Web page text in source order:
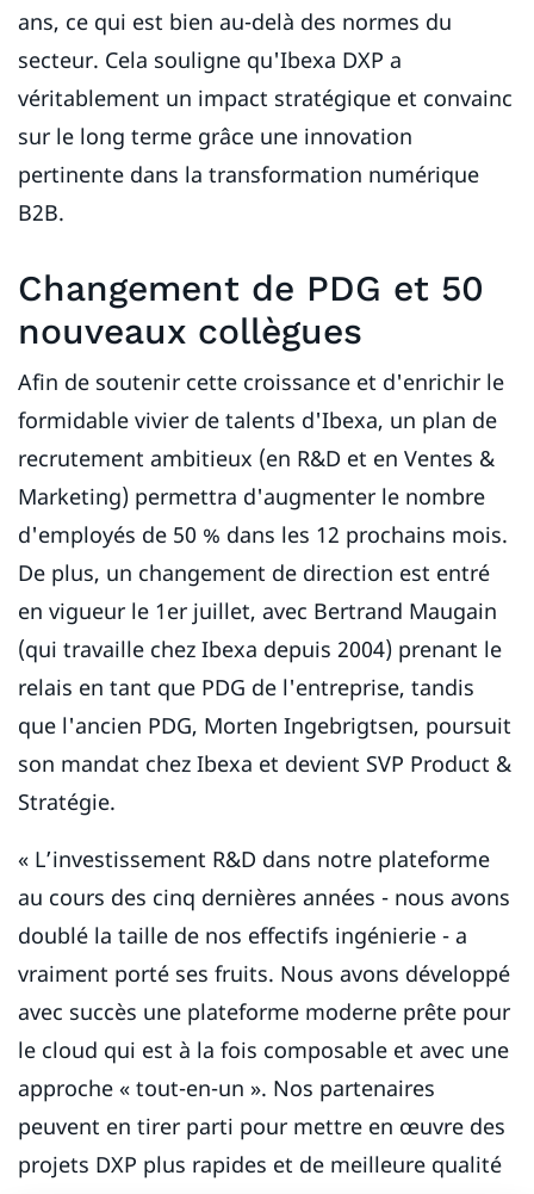
ans, ce qui est bien au-delà des normes du
secteur. Cela souligne qu'Ibexa DXP a
véritablement un impact stratégique et convainc
sur le long terme grâce une innovation
pertinente dans la transformation numérique
B2B.
Changement de PDG et 50
nouveaux collègues
Afin de soutenir cette croissance et d'enrichir le
formidable vivier de talents d'Ibexa, un plan de
recrutement ambitieux (en R&D et en Ventes &
Marketing) permettra d'augmenter le nombre
d'employés de 50 % dans les 12 prochains mois.
De plus, un changement de direction est entré
en vigueur le 1er juillet, avec Bertrand Maugain
(qui travaille chez Ibexa depuis 2004) prenant le
relais en tant que PDG de l'entreprise, tandis
que l'ancien PDG, Morten Ingebrigtsen, poursuit
son mandat chez Ibexa et devient SVP Product &
Stratégie.
« L’investissement R&D dans notre plateforme
au cours des cinq dernières années - nous avons
doublé la taille de nos effectifs ingénierie - a
vraiment porté ses fruits. Nous avons développé
avec succès une plateforme moderne prête pour
le cloud qui est à la fois composable et avec une
approche « tout-en-un ». Nos partenaires
peuvent en tirer parti pour mettre en œuvre des
projets DXP plus rapides et de meilleure qualité